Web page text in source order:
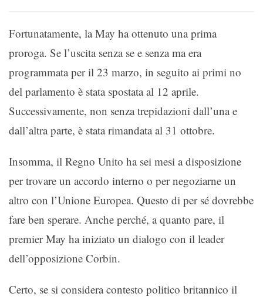
Fortunatamente, la May ha ottenuto una prima
proroga. Se l’uscita senza se e senza ma era
programmata per il 23 marzo, in seguito ai primi no
del parlamento è stata spostata al 12 aprile.
Successivamente, non senza trepidazioni dall’una e
dall’altra parte, è stata rimandata al 31 ottobre.
Insomma, il Regno Unito ha sei mesi a disposizione
per trovare un accordo interno o per negoziarne un
altro con l’Unione Europea. Questo di per sé dovrebbe
fare ben sperare. Anche perché, a quanto pare, il
premier May ha iniziato un dialogo con il leader
dell’opposizione Corbin.
Certo, se si considera contesto politico britannico il